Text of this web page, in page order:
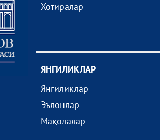
Хотиралар
ЯНГИЛИКЛАР
Янгиликлар
Эълонлар
Мақолалар